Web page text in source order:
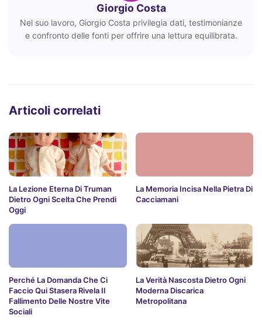
Giorgio Costa
Nel suo lavoro, Giorgio Costa privilegia dati, testimonianze
e confronto delle fonti per offrire una lettura equilibrata.
Articoli correlati
La Lezione Eterna Di Truman
Dietro Ogni Scelta Che Prendi
Oggi
La Memoria Incisa Nella Pietra Di
Cacciamani
Perché La Domanda Che Ci
Faccio Qui Stasera Rivela Il
Fallimento Delle Nostre Vite
Sociali
La Verità Nascosta Dietro Ogni
Moderna Discarica
Metropolitana